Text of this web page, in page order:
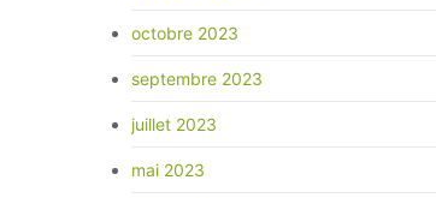
octobre 2023
septembre 2023
juillet 2023
mai 2023